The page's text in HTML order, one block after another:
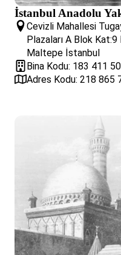
İstanbul Anadolu
Cevizli Mahallesi
Plazaları A Blok
Maltepe İstanbul
Bina Kodu: 183 411 50
Adres Kodu: 218 865